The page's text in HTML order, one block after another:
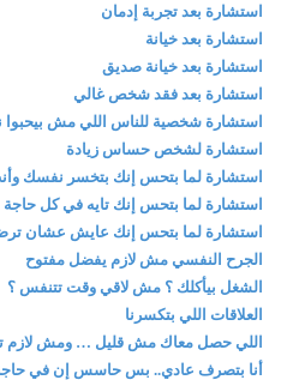
استشارة بعد تجربة إدمان
استشارة بعد خيانة
استشارة بعد خيانة صديق
استشارة بعد فقد شخص غالي
استشارة شخصية للناس اللي مش
استشارة لشخص حساس زيادة
استشارة لما بتحس إنك بتخسر نفسك
استشارة لما بتحس إنك تايه في كل حاجة
استشارة لما بتحس إنك عايش عشان
الجرح النفسي مش لازم يفضل مفتوح
الشغل بيأكلك ؟ مش لاقي وقت تتنفس ؟
العلاقات اللي بتكسرنا
اللي حصل معاك مش قليل … ومش لازم
أنا بتصرف عادي.. بس حاسس إن في